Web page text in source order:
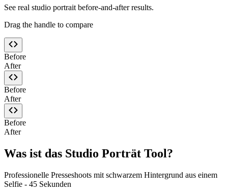
See real studio portrait before-and-after results.
Drag the handle to compare
Before
After
Before
After
Before
After
Was ist das Studio Porträt Tool?
Professionelle Presseshoots mit schwarzem Hintergrund aus einem
Selfie - 45 Sekunden